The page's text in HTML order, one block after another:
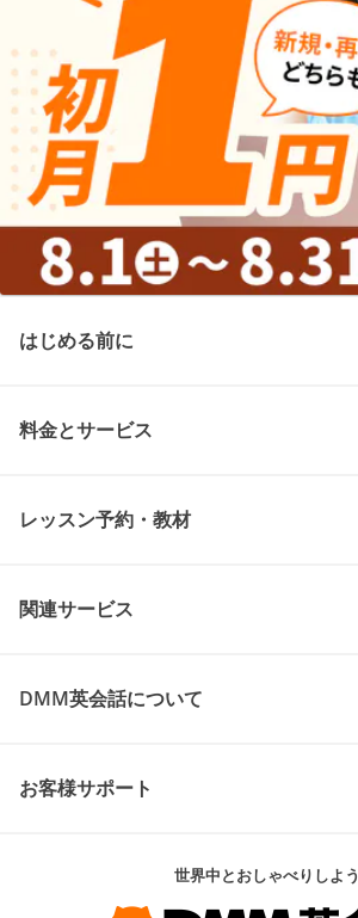
はじめる前に
料金とサービス
レッスン予約・教材
関連サービス
DMM英会話について
お客様サポート
世界中とおしゃべりしよう